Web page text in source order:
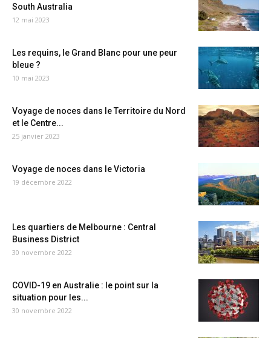
South Australia
12 mai 2023
Les requins, le Grand Blanc pour une peur
bleue ?
10 mai 2023
Voyage de noces dans le Territoire du Nord
et le Centre...
25 janvier 2023
Voyage de noces dans le Victoria
19 décembre 2022
Les quartiers de Melbourne : Central
Business District
30 novembre 2022
COVID-19 en Australie : le point sur la
situation pour les...
30 novembre 2022